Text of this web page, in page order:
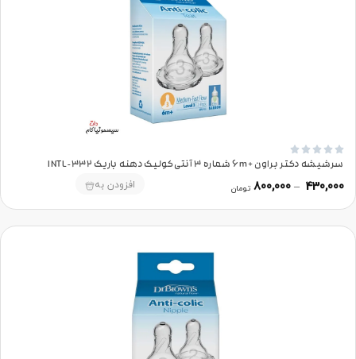





سرشیشه دکتر براون +6m شماره 3 آنتی‌کولیک دهنه باریک 332-INTL
430,000
–
800,000 تومان افزودن به